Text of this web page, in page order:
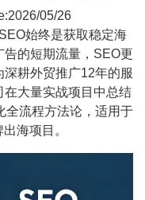
05/26
始终是获取稳定海
的短期流量，SEO更
耕外贸推广12年的服
大量实战项目中总结
全流程方法论，适用于
海项目。